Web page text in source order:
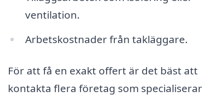
ventilation.
Arbetskostnader från takläggare.
För att få en exakt offert är det bäst att
kontakta flera företag som specialiserar